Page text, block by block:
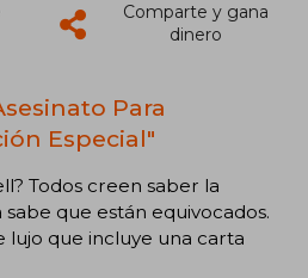
Comparte y gana
dinero
Para
Especial"
Todos creen saber la
que están equivocados.
lujo que incluye una carta